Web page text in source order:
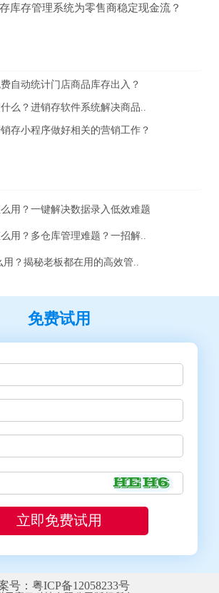
库存管理系统为零售商稳定现金流？
自动统计门店商品库存出入？
么？进销存软件系统解决商品..
存小程序做好相关的营销工作？
用？一键解决数据录入低效难题
用？多仓库管理难题？一招解..
？揭秘老板都在用的高效管..
免费试用
号：粤ICP备12058233号